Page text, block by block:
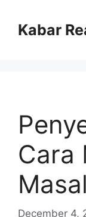
contentKabar
Cara
December 4,